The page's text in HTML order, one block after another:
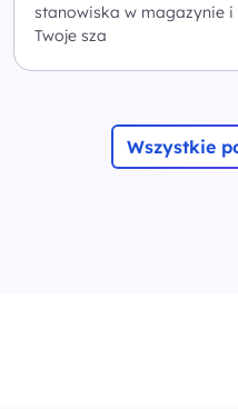
stanowiska w magazynie
Twoje sza
Wszystkie